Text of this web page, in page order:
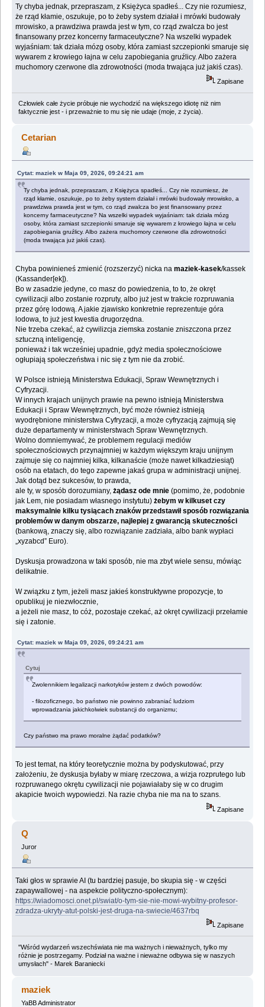
Ty chyba jednak, przepraszam, z Księżyca spadłeś... Czy nie rozumiesz,
że rząd kłamie, oszukuje, po to żeby system działał i mrówki budowały
mrowisko, a prawdziwa prawda jest w tym, co rząd zwalcza bo jest
finansowany przez koncerny farmaceutyczne? Na wszelki wypadek
wyjaśniam: tak działa mózg osoby, która zamiast szczepionki smaruje się
wywarem z krowiego łajna w celu zapobiegania gruźlicy. Albo zażera
muchomory czerwone dla zdrowotności (moda trwająca już jakiś czas).
Zapisane
Człowiek całe życie próbuje nie wychodzić na większego idiotę niż nim
faktycznie jest - i przeważnie to mu się nie udaje (moje, z życia).
Cetarian
Cytat: maziek w Maja 09, 2026, 09:24:21 am
Ty chyba jednak, przepraszam, z Księżyca spadłeś... Czy nie rozumiesz, że
rząd kłamie, oszukuje, po to żeby system działał i mrówki budowały mrowisko, a
prawdziwa prawda jest w tym, co rząd zwalcza bo jest finansowany przez
koncerny farmaceutyczne? Na wszelki wypadek wyjaśniam: tak działa mózg
osoby, która zamiast szczepionki smaruje się wywarem z krowiego łajna w celu
zapobiegania gruźlicy. Albo zażera muchomory czerwone dla zdrowotności
(moda trwająca już jakiś czas).
Chyba powinieneś zmienić (rozszerzyć) nicka namaziek-kasek/kassek
(Kassander[ek]).
Bo w zasadzie jedyne, co masz do powiedzenia, to to, że okręt
cywilizacji albo zostanie rozpruty, albo już jest w trakcie rozpruwania
przez górę lodową. A jakie zjawisko konkretnie reprezentuje góra
lodowa, to już jest kwestia drugorzędna.
Nie trzeba czekać, aż cywilizcja ziemska zostanie zniszczona przez
sztuczną inteligencję,
ponieważ i tak wcześniej upadnie, gdyż media społecznościowe
ogłupiają społeczeństwa i nic się z tym nie da zrobić.
W Polsce istnieją Ministerstwa Edukacji, Spraw Wewnętrznych i
Cyfryzacji.
W innych krajach unijnych prawie na pewno istnieją Ministerstwa
Edukacji i Spraw Wewnętrznych, być może również istnieją
wyodrębnione ministerstwa Cyfryzacji, a może cyfryzacją zajmują się
duże departamenty w ministerstwach Spraw Wewnętrznych.
Wolno domniemywać, że problemem regulacji mediów
społecznościowych przynajmniej w każdym większym kraju unijnym
zajmuje się co najmniej kilka, kilkanaście (może nawet kilkadziesiąt)
osób na etatach, do tego zapewne jakaś grupa w administracji unijnej.
Jak dotąd bez sukcesów, to prawda,
ale ty, w sposób dorozumiany,żądasz ode mnie(pomimo, że, podobnie
jak Lem, nie posiadam własnego instytutu)żebym w kilkuset czy
maksymalnie kilku tysiącach znaków przedstawił sposób rozwiązania
problemów w danym obszarze, najlepiej z gwarancją skuteczności
(bankową, znaczy się, albo rozwiązanie zadziała, albo bank wypłaci
„xyzabcd” Euro).
Dyskusja prowadzona w taki sposób, nie ma zbyt wiele sensu, mówiąc
delikatnie.
W związku z tym, jeżeli masz jakieś konstruktywne propozycje, to
opublikuj je niezwłocznie,
a jeżeli nie masz, to cóż, pozostaje czekać, aż okręt cywilizacji przełamie
się i zatonie.
Cytat: maziek w Maja 09, 2026, 09:24:21 am
Cytuj
Zwolennikiem legalizacji narkotyków jestem z dwóch powodów:
- filozoficznego, bo państwo nie powinno zabraniać ludziom
wprowadzania jakichkolwiek substancji do organizmu;
Czy państwo ma prawo moralne żądać podatków?
To jest temat, na który teoretycznie można by podyskutować, przy
założeniu, że dyskusja byłaby w miarę rzeczowa, a wizja rozprutego lub
rozpruwanego okrętu cywilizacji nie pojawiałaby się w co drugim
akapicie twoich wypowiedzi. Na razie chyba nie ma na to szans.
Zapisane
Q
Juror
Taki głos w sprawie AI (tu bardziej pasuje, bo skupia się - w części
zapaywallowej - na aspekcie polityczno-społecznym):
https://wiadomosci.onet.pl/swiat/o-tym-sie-nie-mowi-wybitny-profesor-
zdradza-ukryty-atut-polski-jest-druga-na-swiecie/4637rbq
Zapisane
"Wśród wydarzeń wszechświata nie ma ważnych i nieważnych, tylko my
różnie je postrzegamy. Podział na ważne i nieważne odbywa się w naszych
umysłach" - Marek Baraniecki
maziek
YaBB Administrator